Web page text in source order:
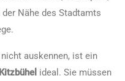
Nähe des Stadtamts
auskennen, ist ein
ideal. Sie müssen